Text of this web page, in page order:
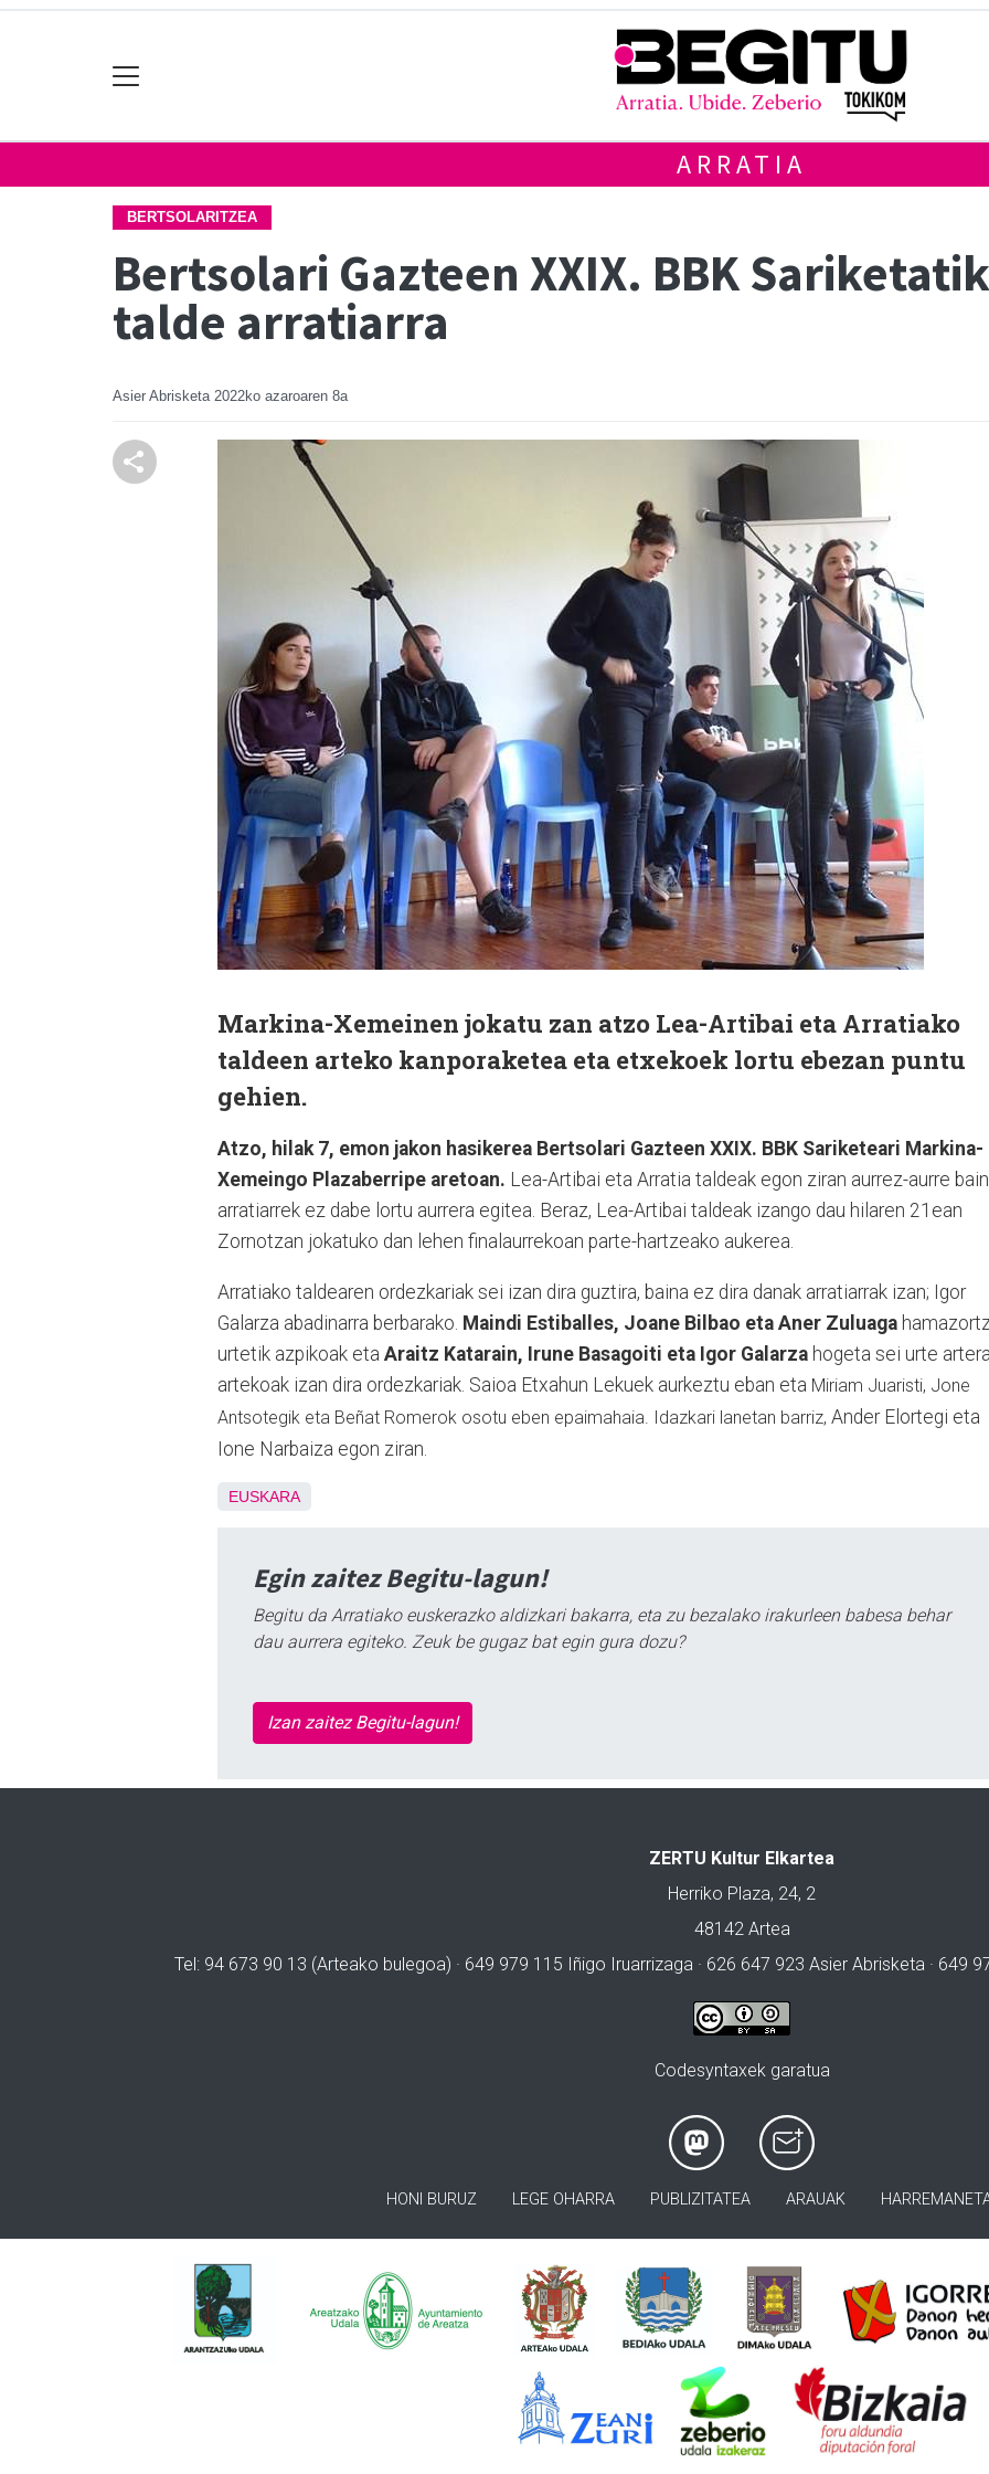
ARRATIA
BERTSOLARITZEA
Bertsolari Gazteen XXIX. BBK
talde arratiarra
Asier Abrisketa 2022ko azaroaren 8a
Markina-Xemeinen jokatu zan atzo Lea-Artibai eta Arratiako
taldeen arteko kanporaketea eta etxekoek lortu ebezan puntu
gehien.
Atzo, hilak 7, emon jakon hasikerea Bertsolari Gazteen XXIX. BBK Sariketeari Markina-
Xemeingo Plazaberripe aretoan. Lea-Artibai eta Arratia taldeak egon ziran aurrez-aurre
arratiarrek ez dabe lortu aurrera egitea. Beraz, Lea-Artibai taldeak izango dau hilaren 21ean
Zornotzan jokatuko dan lehen finalaurrekoan parte-hartzeako aukerea.
Arratiako taldearen ordezkariak sei izan dira guztira, baina ez dira danak arratiarrak izan; Igor
Galarza abadinarra berbarako. Maindi Estiballes, Joane Bilbao eta Aner Zuluaga
urtetik azpikoak eta Araitz Katarain, Irune Basagoiti eta Igor Galarza hogeta sei urte artera
artekoak izan dira ordezkariak. Saioa Etxahun Lekuek aurkeztu eban eta Miriam Juaristi, Jone
Antsotegik eta Beñat Romerok osotu eben epaimahaia. Idazkari lanetan barriz, Ander Elortegi eta
Ione Narbaiza egon ziran.
EUSKARA
Egin zaitez Begitu-lagun!
Begitu da Arratiako euskerazko aldizkari bakarra, eta zu bezalako irakurleen babesa behar
dau aurrera egiteko. Zeuk be gugaz bat egin gura dozu?
Izan zaitez Begitu-lagun!
ZERTU Kultur Elkartea
Herriko Plaza, 24, 2
48142 Artea
Tel: 94 673 90 13 (Arteako bulegoa) · 649 979 115 Iñigo Iruarrizaga · 626 647 923 Asier Abrisketa · 649
Codesyntaxek garatua
HONI BURUZ LEGE OHARRA PUBLIZITATEA ARAUAK